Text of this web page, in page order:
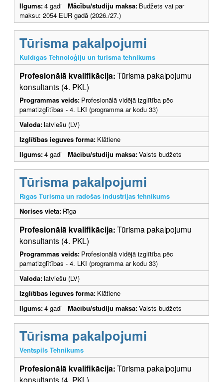
Ilgums:4 gadi Mācību/studiju maksa: Budžets vai par
maksu: 2054 EUR gadā (2026./27.)
Tūrisma pakalpojumi
Kuldīgas Tehnoloģiju un tūrisma tehnikums
Profesionālā kvalifikācija:Tūrisma pakalpojumu
konsultants (4. PKL)
Programmas veids: Profesionālā vidējā izglītība pēc
pamatizglītības - 4. LKI (programma ar kodu 33)
Valoda:latviešu (LV)
Izglītības ieguves forma: Klātiene
Ilgums:4 gadi Mācību/studiju maksa:Valsts budžets
Tūrisma pakalpojumi
Rīgas Tūrisma un radošās industrijas tehnikums
Norises vieta: Rīga
Profesionālā kvalifikācija:Tūrisma pakalpojumu
konsultants (4. PKL)
Programmas veids: Profesionālā vidējā izglītība pēc
pamatizglītības - 4. LKI (programma ar kodu 33)
Valoda:latviešu (LV)
Izglītības ieguves forma: Klātiene
Ilgums:4 gadi Mācību/studiju maksa:Valsts budžets
Tūrisma pakalpojumi
Ventspils Tehnikums
Profesionālā kvalifikācija:Tūrisma pakalpojumu
konsultants (4. PKL)